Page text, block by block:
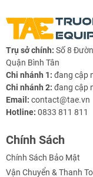
Định
Tải
Linh Kiện Siết -
Nối
Trụ sở chính: Số 8
Quận Bình Tân
Chi nhánh 1: đang cập
Chi nhánh 2: đang cập
Email: contact@tae.vn
Hotline: 0833 811 811
Chính Sách
Chính Sách Bảo Mật
Vận Chuyển & Thanh